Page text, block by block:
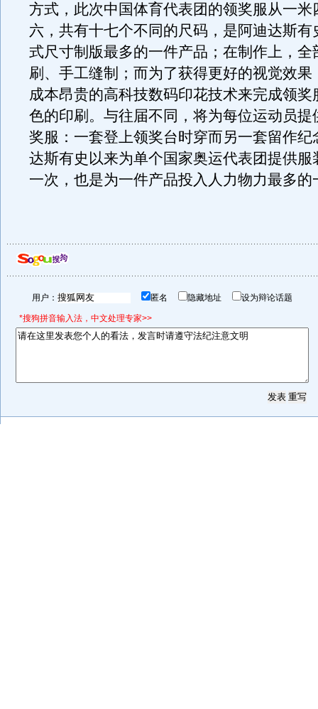
方式，此次中国体育代表团的领奖服从一米
六，共有十七个不同的尺码，是阿迪达斯有
式尺寸制版最多的一件产品；在制作上，全
刷、手工缝制；而为了获得更好的视觉效果
成本昂贵的高科技数码印花技术来完成领奖
色的印刷。与往届不同，将为每位运动员提
奖服：一套登上领奖台时穿而另一套留作纪
达斯有史以来为单个国家奥运代表团提供服
一次，也是为一件产品投入人力物力最多的
用户： 匿名 隐藏地址 设为辩论话题
*搜狗拼音输入法，中文处理专家>>